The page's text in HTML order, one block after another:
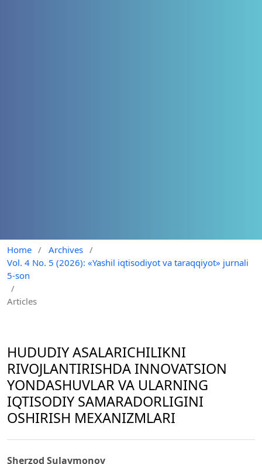
Home / Archives /
Vol. 4 No. 5 (2026): «Yashil iqtisodiyot va taraqqiyot» jurnali
5-son
/
Articles
HUDUDIY ASALARICHILIKNI
RIVOJLANTIRISHDA INNOVATSION
YONDASHUVLAR VA ULARNING
IQTISODIY SAMARADORLIGINI
OSHIRISH MEXANIZMLARI
Sherzod Sulaymonov